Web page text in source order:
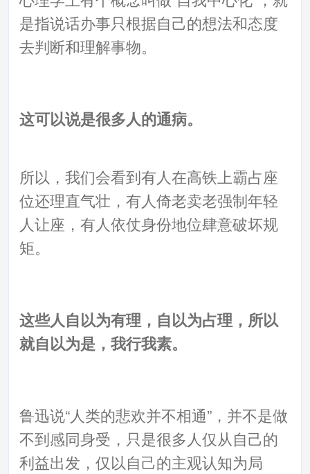
是指说话办事只根据自己的想法和态度
去判断和理解事物。
这可以说是很多人的通病。
所以，我们会看到有人在高铁上霸占座
位还理直气壮，有人倚老卖老强制年轻
人让座，有人依仗身份地位肆意破坏规
矩。
这些人自以为有理，自以为占理，所以
就自以为是，我行我素。
鲁迅说“人类的悲欢并不相通”，并不是做
不到感同身受，只是很多人仅从自己的
利益出发，仅以自己的主观认知为局